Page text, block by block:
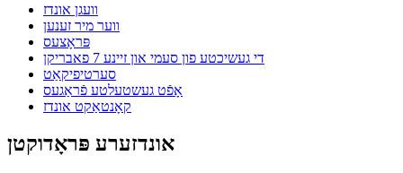
וועגן אונדז
ווער מיר זענען
פּראָצעס
די געשיכטע פון ​​סעמי און זיינע 7 פאבריקן
סערטיפיקאַט
אָפֿט געשטעלטע פֿראַגעס
קאָנטאַקט אונדז
אונדזערע פּראָדוקטן